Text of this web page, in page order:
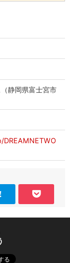
静岡県富士宮市